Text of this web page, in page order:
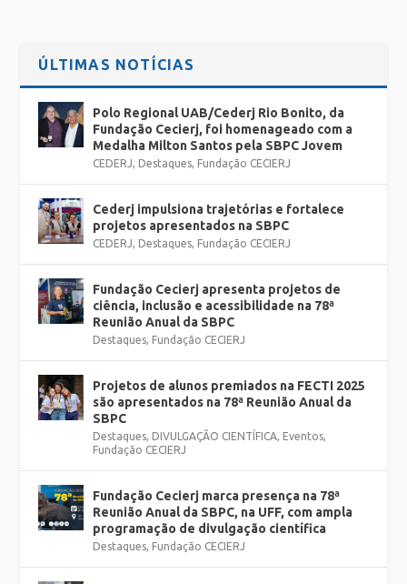
ÚLTIMAS NOTÍCIAS
Polo Regional UAB/Cederj Rio Bonito, da
Fundação Cecierj, foi homenageado com a
Medalha Milton Santos pela SBPC Jovem
CEDERJ, Destaques, Fundação CECIERJ
Cederj impulsiona trajetórias e fortalece
projetos apresentados na SBPC
CEDERJ, Destaques, Fundação CECIERJ
Fundação Cecierj apresenta projetos de
ciência, inclusão e acessibilidade na 78ª
Reunião Anual da SBPC
Destaques, Fundação CECIERJ
Projetos de alunos premiados na FECTI 2025
são apresentados na 78ª Reunião Anual da
SBPC
Destaques, DIVULGAÇÃO CIENTÍFICA, Eventos,
Fundação CECIERJ
Fundação Cecierj marca presença na 78ª
Reunião Anual da SBPC, na UFF, com ampla
programação de divulgação científica
Destaques, Fundação CECIERJ